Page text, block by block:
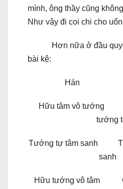
mình, ông thầy cũng
Như vậy đi coi chi cho
Hơn nữa ở đầu
bài kệ:
Hán
Hữu tâm vô tướng
tướng
Tướng tự tâm sanh
sanh
Hữu tướng vô tâm